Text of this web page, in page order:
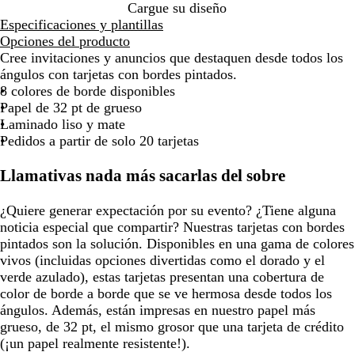
las
flechas
para
arrastrar
las
flechas
para
arrastrar
para
arrastrar
para
para
d
o
e
a
z
u
l
a
d
o
i
l
l
o
o
e
a
d
o
e
Cargue su diseño
Especificaciones y plantillas
Opciones del producto
Cree invitaciones y anuncios que destaquen desde todos los
ángulos con tarjetas con bordes pintados.
8 colores de borde disponibles
Papel de 32 pt de grueso
Laminado liso y mate
Pedidos a partir de solo 20 tarjetas
Llamativas nada más sacarlas del sobre
¿Quiere generar expectación por su evento? ¿Tiene alguna
noticia especial que compartir? Nuestras tarjetas con bordes
pintados son la solución. Disponibles en una gama de colores
vivos (incluidas opciones divertidas como el dorado y el
verde azulado), estas tarjetas presentan una cobertura de
color de borde a borde que se ve hermosa desde todos los
ángulos. Además, están impresas en nuestro papel más
grueso, de 32 pt, el mismo grosor que una tarjeta de crédito
(¡un papel realmente resistente!).